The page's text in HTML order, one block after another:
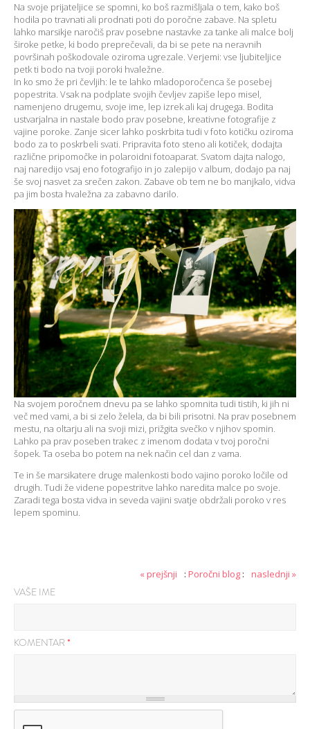
Na svoje prijateljice se spomni, ko boš razmišljala o tem, kako boš
hodila po travnati ali prodnati poti do poročne zabave. Na spletu
lahko marsikje naročiš prav posebne nastavke za tanke ali malce bolj
široke petke, ki bodo preprečevali, da bi se pete na neravnih
površinah poškodovale oziroma ugrezale. Verjemi: vse ljubiteljice
petk ti bodo na tvoji poroki hvaležne.
In ko smo že pri čevljih: le te lahko mladoporočenca še posebej
popestrita. Vsak na podplate svojih čevljev zapiše lepo misel,
namenjeno drugemu, svoje ime, lep izrek ali kaj drugega. Bodita
ustvarjalna in nastale bodo prav posebne, kreativne fotografije z
vajine poroke. Zanje sicer lahko poskrbita tudi v foto kotičku oziroma
bodo za to poskrbeli svati. Pripravita foto steno ali kotiček, dodajta
različne pripomočke in polaroidni fotoaparat. Svatom dajta nalogo,
naj naredijo vsaj eno fotografijo in jo zalepijo v album, dodajo pa naj
še svoj nasvet za srečen zakon. Zabave ob tem ne bo manjkalo, vidva
pa jim bosta hvaležna za zabavno darilo.
Na svojem poročnem dnevu pa se lahko spomnita tudi tistih, ki jih ni
več med vami, a bi si zelo želela, da bi bili prisotni. Na prav posebnem
mestu, na oltarju ali na svoji mizi, prižgita svečko v njihov spomin.
Lahko pa prav poseben trakec z imenom dodata v tvoj poročni
šopek. Ta oseba bo potem na nek način cel dan z vama.
Te in še marsikatere druge malenkosti bodo vajino poroko ločile od
drugih. Tudi že videne popestritve lahko naredita malce po svoje.
Zaradi tega bosta vidva in seveda vajini svatje obdržali poroko v res
lepem spominu.
« prejšnji : Poročni blog : naslednji »
VAŠE IME
KOMENTAR *